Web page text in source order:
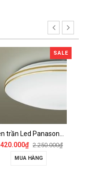
SALE
Đèn trần Led Panasonic HH-LA151519 -Đèn trần Led Panasonic HH-LA151319
2.250.000₫
MUA HÀNG